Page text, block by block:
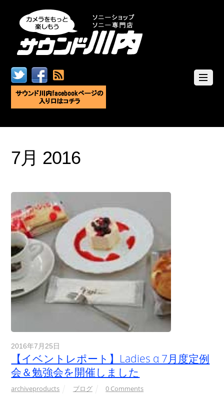
7月 2016
2016年7月25日
【イベントレポート】Ladies α 7月度定例
会＆勉強会を開催しました
archiveproducts ブログ 0 Comments